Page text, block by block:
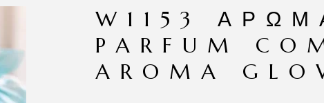
W1153
PARFUM
AROMA